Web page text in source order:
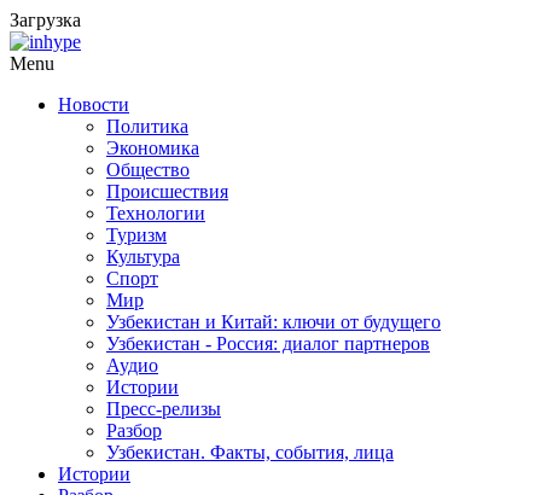
Загрузка
Menu
Новости
Политика
Экономика
Общество
Происшествия
Технологии
Туризм
Культура
Спорт
Мир
Узбекистан и Китай: ключи от будущего
Узбекистан - Россия: диалог партнеров
Аудио
Истории
Пресс-релизы
Разбор
Узбекистан. Факты, события, лица
Истории